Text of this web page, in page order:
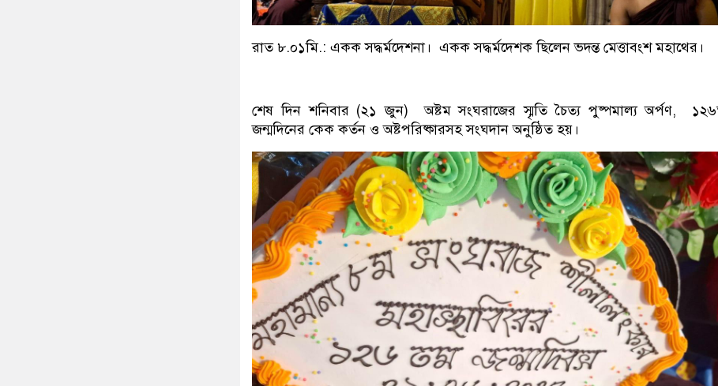
রাত ৮.০১মি.: একক সদ্ধর্মদেশনা। একক সদ্ধর্মদেশক ছিলেন ভদন্ত মেত্তাবংশ মহাথের।
শেষ দিন শনিবার (২১ জুন) অষ্টম সংঘরাজের স্মৃতি চৈত্য পুষ্পমাল্য অর্পণ,
জন্মদিনের কেক কর্তন ও অষ্টপরিষ্কারসহ সংঘদান অনুষ্ঠিত হয়।